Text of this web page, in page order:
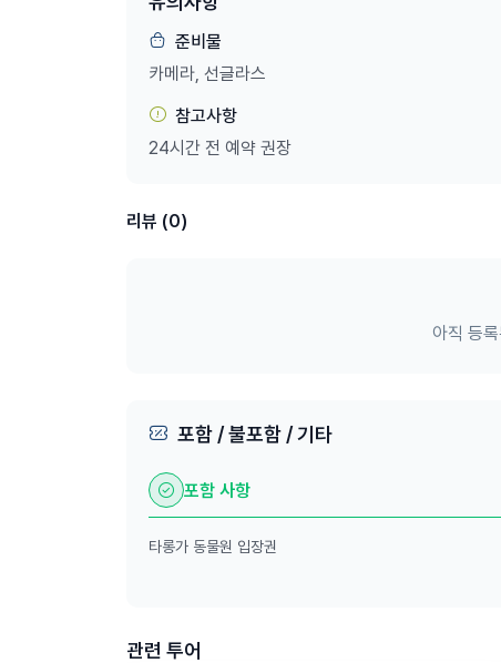
✔ 동물원은 언덕 지형으로 구성되어 있습니다.
정문으로 입장 후 위에서 아래로 내려오면서 관람
Circular Quay → Taronga Zoo Wharf → 버스 또
• 입장권은 지정일 사용 티켓입니다.
준비물
카메라, 선글라스
참고사항
24시간 전 예약 권장
리뷰 (0)
아직 등
포함 / 불포함 / 기타
포함 사항
타롱가 동물원 입장권
관련 투어